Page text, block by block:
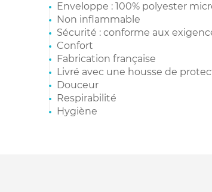
Enveloppe : 100% polyester
Non inflammable
Sécurité : conforme aux
Confort
Fabrication française
Livré avec une housse de
Douceur
Respirabilité
Hygiène